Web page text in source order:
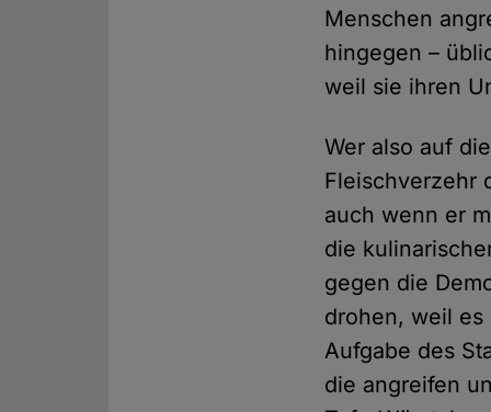
Menschen
hingegen –
weil sie ihren
Wer also auf
Fleischverzehr
auch wenn er
die
gegen die
drohen, weil
Aufgabe des
die angreifen